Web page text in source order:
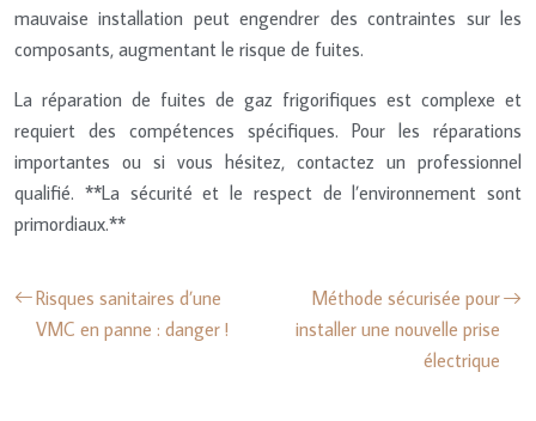
mauvaise installation peut engendrer des contraintes sur les
composants, augmentant le risque de fuites.
La réparation de fuites de gaz frigorifiques est complexe et
requiert des compétences spécifiques. Pour les réparations
importantes ou si vous hésitez, contactez un professionnel
qualifié. **La sécurité et le respect de l’environnement sont
primordiaux.**
Risques sanitaires d’une
VMC en panne : danger !
Méthode sécurisée pour
installer une nouvelle prise
électrique